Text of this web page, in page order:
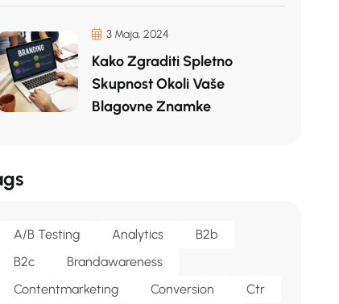
3 Maja, 2024
Kako Zgraditi Spletno
Skupnost Okoli Vaše
Blagovne Znamke
A/b Testing Analytics
B2b
B2c
Brandawareness
Contentmarketing
Conversion
Ctr